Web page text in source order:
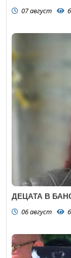
07 август
ДЕЦАТА В
06 август